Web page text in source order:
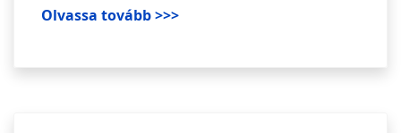
Olvassa tovább >>>